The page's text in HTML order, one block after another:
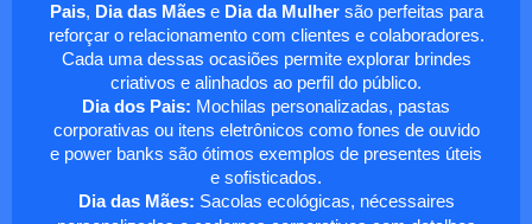
Pais, Dia das Mãese Dia da Mulhersão perfeitas para
reforçar o relacionamento com clientes e colaboradores.
Cada uma dessas ocasiões permite explorar brindes
criativos e alinhados ao perfil do público.
Dia dos Pais: Mochilas personalizadas, pastas
corporativas ou itens eletrônicos como fones de ouvido
e power banks são ótimos exemplos de presentes úteis
e sofisticados.
Dia das Mães: Sacolas ecológicas, nécessaires